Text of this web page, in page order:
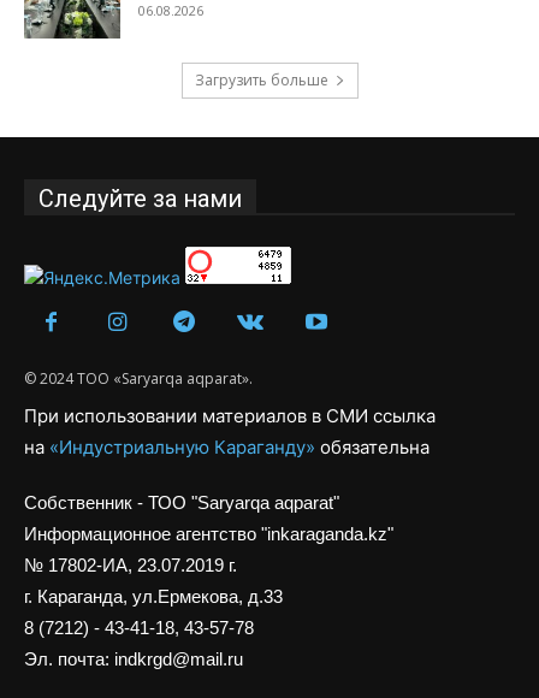
06.08.2026
Загрузить больше
Следуйте за нами
© 2024 ТОО «Saryarqa aqparat».
При использовании материалов в СМИ ссылка
на «Индустриальную Караганду» обязательна
Собственник - ТОО "Saryarqa aqparat"
Информационное агентство "inkaraganda.kz"
№ 17802-ИА, 23.07.2019 г.
г. Караганда, ул.Ермекова, д.33
8 (7212) - 43-41-18, 43-57-78
Эл. почта: indkrgd@mail.ru